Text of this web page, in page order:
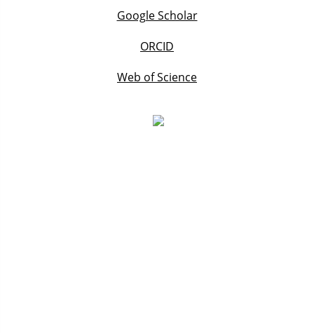
Google Scholar
ORCID
Web of Science